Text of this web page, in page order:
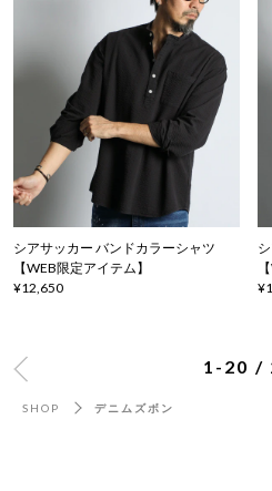
シアサッカー バンドカラーシャツ
【WEB限定アイテム】
¥12,650
1-20 /
SHOP デニムズボン